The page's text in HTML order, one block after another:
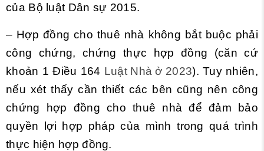
của Bộ luật Dân sự 2015.
– Hợp đồng cho thuê nhà không bắt buộc phải
công chứng, chứng thực hợp đồng (căn cứ
khoản 1 Điều 164 Luật Nhà ở 2023). Tuy nhiên,
nếu xét thấy cần thiết các bên cũng nên công
chứng hợp đồng cho thuê nhà để đảm bảo
quyền lợi hợp pháp của mình trong quá trình
thực hiện hợp đồng.